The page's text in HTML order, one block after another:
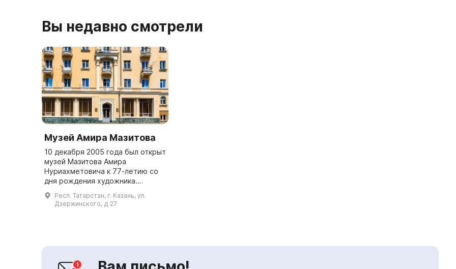
Вы недавно смотрели
Музей Амира Мазитова
10 декабря 2005 года был открыт
музей Мазитова Амира
Нуриахметовича к 77-летию со
дня рождения художника.
Помещение музея - это бывшая
мастерская художника, которая
была расширена за счет бывшего
Респ. Татарстан, г. Казань, ул.
Дзержинского, д 27